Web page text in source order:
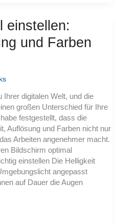
einstellen:
und Farben
digitalen Welt, und die
großen Unterschied für Ihre
festgestellt, dass die
Auflösung und Farben nicht nur
Arbeiten angenehmer macht.
Bildschirm optimal
einstellen Die Helligkeit
angepasst
auf Dauer die Augen